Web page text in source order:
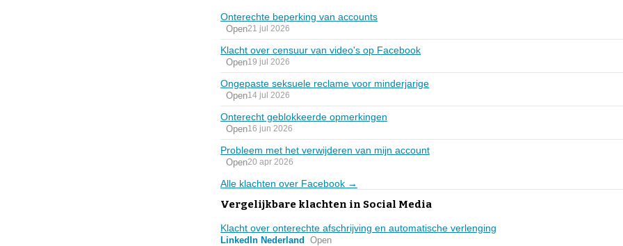
Onterechte beperking van accounts
Open21 jul 2026
Klacht over censuur van video's op Facebook
Open19 jul 2026
Ongepaste seksuele reclame voor minderjarige
Open14 jul 2026
Onterecht geblokkeerde opmerkingen
Open16 jun 2026
Probleem met het verwijderen van mijn account
Open20 apr 2026
Alle klachten over Facebook →
Vergelijkbare klachten in Social Media
Klacht over onterechte afschrijving en automatische verlenging
LinkedIn Nederland Open